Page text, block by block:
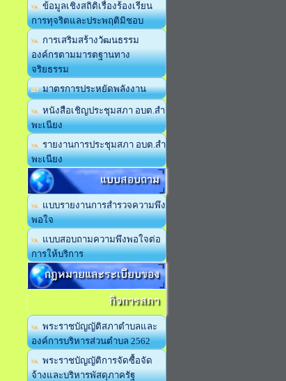
ข้อมูลเชิงสถิติเรื่องร้องเรียน
การทุจริตและประพฤติมิชอบ
การเสริมสร้างวัฒนธรรม
องค์กรตามมารตฐานทาง
จริยธรรม
มาตรการประหยัดพลังงาน
หนังสือเชิญประชุมสภา อบต.สำ
พะเนียง
รายงานการประชุมสภา อบต.สำ
พะเนียง
แบบสอบถาม
แบบรายงานการสำรวจความพึง
พอใจ
แบบสอบถามความพึงพอใจต่อ
การให้บริการ
กฏหมายและระเบียบของ
กิจการสภา
พระราชบัญญัติสภาตำบลและ
องค์การบริหารส่วนตำบล 2562
พระราชบัญญัติการจัดซื้อจัด
จ้างและบริหารพัสดุภาครัฐ